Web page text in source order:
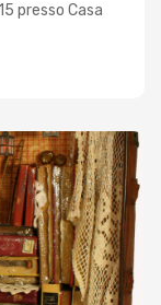
presso Casa